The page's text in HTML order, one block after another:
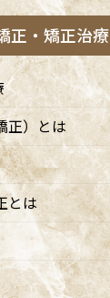
テゴリー
正・矯正治療
正）とは
とは